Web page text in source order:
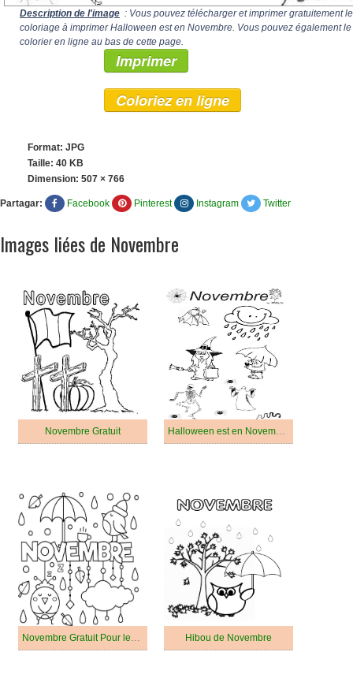
Description de l'image : Vous pouvez télécharger et imprimer gratuitement le
coloriage à imprimer Halloween est en Novembre. Vous pouvez également le
colorier en ligne au bas de cette page.
Imprimer
Coloriez en ligne
Format: JPG
Taille: 40 KB
Dimension: 507 × 766
Partagar: Facebook Pinterest Instagram Twitter
Images liées de Novembre
Novembre Gratuit Halloween est en Novembre
Novembre Gratuit Pour les Enfants Hibou de Novembre